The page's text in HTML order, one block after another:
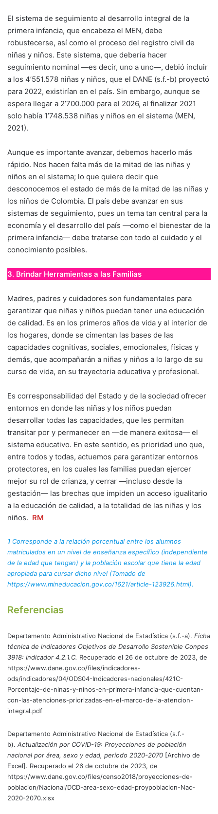
El sistema de seguimiento al desarrollo integral de la
primera infancia, que encabeza el MEN, debe
robustecerse, así como el proceso del registro civil de
niñas y niños. Este sistema, que debería hacer
seguimiento nominal —es decir, uno a uno—, debió incluir
a los 4’551.578 niñas y niños, que el DANE (s.f.-b) proyectó
para 2022, existirían en el país. Sin embargo, aunque se
espera llegar a 2’700.000 para el 2026, al finalizar 2021
solo había 1’748.538 niñas y niños en el sistema (MEN,
2021).
Aunque es importante avanzar, debemos hacerlo más
rápido. Nos hacen falta más de la mitad de las niñas y
niños en el sistema; lo que quiere decir que
desconocemos el estado de más de la mitad de las niñas y
los niños de Colombia. El país debe avanzar en sus
sistemas de seguimiento, pues un tema tan central para la
economía y el desarrollo del país —como el bienestar de la
primera infancia— debe tratarse con todo el cuidado y el
conocimiento posibles.
3. Brindar Herramientas a las Familias
Madres, padres y cuidadores son fundamentales para
garantizar que niñas y niños puedan tener una educación
de calidad. Es en los primeros años de vida y al interior de
los hogares, donde se cimentan las bases de las
capacidades cognitivas, sociales, emocionales, físicas y
demás, que acompañarán a niñas y niños a lo largo de su
curso de vida, en su trayectoria educativa y profesional.
Es corresponsabilidad del Estado y de la sociedad ofrecer
entornos en donde las niñas y los niños puedan
desarrollar todas las capacidades, que les permitan
transitar por y permanecer en —de manera exitosa— el
sistema educativo. En este sentido, es prioridad uno que,
entre todos y todas, actuemos para garantizar entornos
protectores, en los cuales las familias puedan ejercer
mejor su rol de crianza, y cerrar —incluso desde la
gestación— las brechas que impiden un acceso igualitario
a la educación de calidad, a la totalidad de las niñas y los
niños. RM
1 Corresponde a la relación porcentual entre los alumnos
matriculados en un nivel de enseñanza específico (independiente
de la edad que tengan) y la población escolar que tiene la edad
apropiada para cursar dicho nivel (Tomado de
https://www.mineducacion.gov.co/1621/article-123926.html).
Referencias
Departamento Administrativo Nacional de Estadística (s.f.-a). Ficha
técnica de indicadores Objetivos de Desarrollo Sostenible Conpes
3918: Indicador 4.2.1.C. Recuperado el 26 de octubre de 2023, de
https://www.dane.gov.co/files/indicadores-
ods/indicadores/04/ODS04-Indicadores-nacionales/421C-
Porcentaje-de-ninas-y-ninos-en-primera-infancia-que-cuentan-
con-las-atenciones-priorizadas-en-el-marco-de-la-atencion-
integral.pdf
Departamento Administrativo Nacional de Estadística (s.f.-
b). Actualización por COVID-19: Proyecciones de población
nacional por área, sexo y edad, periodo 2020-2070 [Archivo de
Excel]. Recuperado el 26 de octubre de 2023, de
https://www.dane.gov.co/files/censo2018/proyecciones-de-
poblacion/Nacional/DCD-area-sexo-edad-proypoblacion-Nac-
2020-2070.xlsx